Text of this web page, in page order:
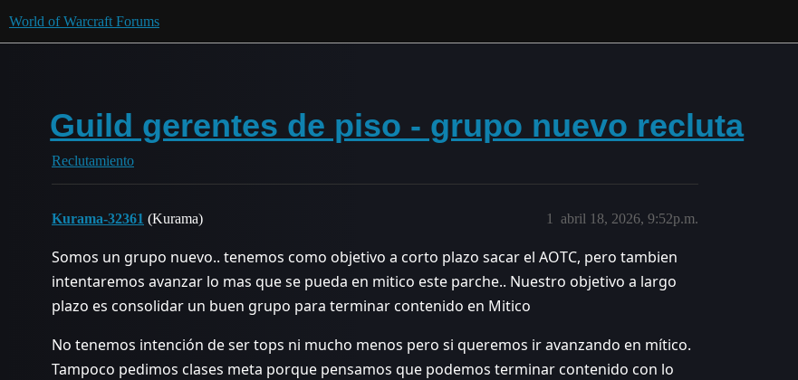
World of Warcraft Forums
Guild gerentes de piso - grupo nuevo recluta
Reclutamiento
Kurama-32361 (Kurama) abril 18, 2026, 9:52p.m.
1
Somos un grupo nuevo.. tenemos como objetivo a corto plazo sacar el AOTC, pero tambien
intentaremos avanzar lo mas que se pueda en mitico este parche.. Nuestro objetivo a largo
plazo es consolidar un buen grupo para terminar contenido en Mitico
No tenemos intención de ser tops ni mucho menos pero si queremos ir avanzando en mítico.
Tampoco pedimos clases meta porque pensamos que podemos terminar contenido con lo